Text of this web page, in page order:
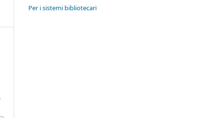
Per i sistemi bibliotecari